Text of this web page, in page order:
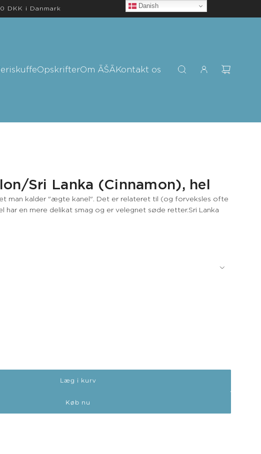
DKK i Danmark
OpskrifterOm ĀŠĀ Kontakt os
Sri Lanka (Cinnamon), hel
man kalder "ægte kanel". Det er relateret til (og forveksles ofte
har en mere delikat smag og er velegnet søde retter.Sri Lanka
Læg i kurv
Køb nu
Danish